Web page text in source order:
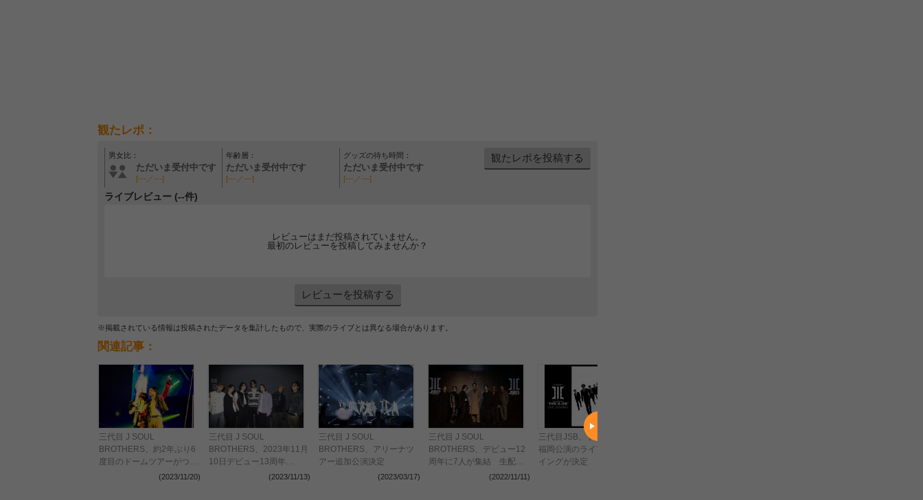
観たレポ：
男女比：
ただいま受付中です
[---／---]
年齢層：
ただいま受付中です
[---／---]
グッズの待ち時間：
ただいま受付中です
[---／---]
観たレポを投稿する
ライブレビュー (--件)
レビューはまだ投稿されていません。
最初のレビューを投稿してみませんか？
レビューを投稿する
※掲載されている情報は投稿されたデータを集計したもので、実際のライブとは異なる場合があります。
関連記事：
三代目 J SOUL
BROTHERS、約2年ぶり6
度目のドームツアーがつい
(2023/11/20)
三代目 J SOUL
BROTHERS、2023年11月
10日デビュー13周年
Anniversary FCイベントで
(2023/11/13)
三代目 J SOUL
BROTHERS、アリーナツ
アー追加公演決定
(2023/03/17)
三代目 J SOUL
BROTHERS、デビュー12
周年に7人が集結 生配信
で新曲のリリースやツアー
(2022/11/11)
三代目JSB、ドームツアー
福岡公演のライブ・ビュー
イングが決定